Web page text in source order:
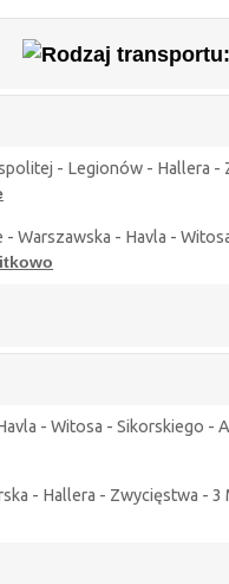
- Legionów - Hallera
Warszawska - Havla -
- Witosa - Sikorskiego -
- Hallera - Zwycięstwa -